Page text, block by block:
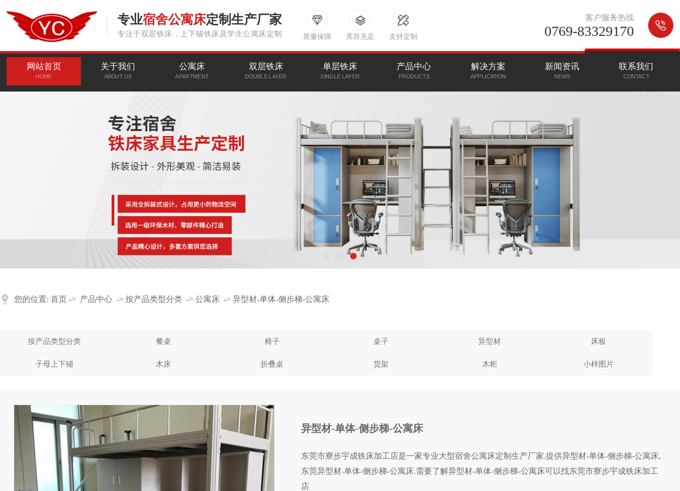
专业宿舍公寓床定制生产厂家
专注于双层铁床，上下铺铁床及学生公寓床定制 质量保障 库存充足 支持定制
客户服务热线
0769-83329170
网站首页
HOME
关于我们
ABOUT US
公寓床
APARTMENT
双层铁床
DOUBLE LAYER
单层铁床
SINGLE LAYER
产品中心
PRODUCTS
CLICK MORE
解决方案
APPLICATION
新闻资讯
NEWS
CLICK MORE
联系我们
CONTACT
您的位置: 首页 -> 产品中心 -> 按产品类型分类 -> 公寓床 -> 异型材-单体-侧步梯-公寓床
按产品类型分类 餐桌 椅子 桌子 异型材 床板
子母上下铺 木床 折叠桌 货架 木柜 小样图片
异型材-单体-侧步梯-公寓床
东莞市寮步宇成铁床加工店是一家专业大型宿舍公寓床定制生产厂家.提供异型材-单体-侧步梯-公寓床,
东莞异型材-单体-侧步梯-公寓床.需要了解异型材-单体-侧步梯-公寓床可以找东莞市寮步宇成铁床加工
店